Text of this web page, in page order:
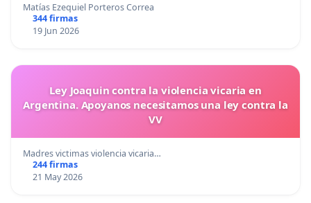
Matías Ezequiel Porteros Correa
344 firmas
19 Jun 2026
Ley Joaquin contra la violencia vicaria en
Argentina. Apoyanos necesitamos una ley contra la
VV
Madres victimas violencia vicaria…
244 firmas
21 May 2026